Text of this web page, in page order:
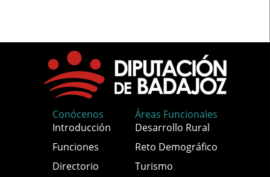
Conócenos
Introducción
Funciones
Directorio
Áreas Funcionales
Desarrollo Rural
Reto Demográfico
Turismo